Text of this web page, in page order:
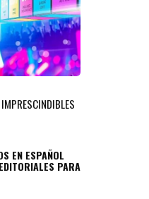
EN ESPAÑOL
PARA